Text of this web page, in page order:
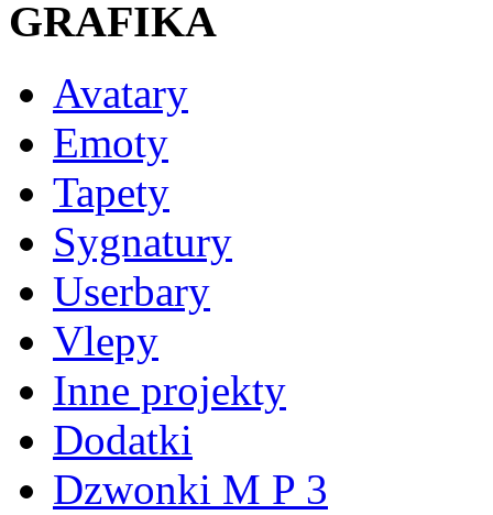
GRAFIKA
Avatary
Emoty
Tapety
Sygnatury
Userbary
Vlepy
Inne projekty
Dodatki
Dzwonki M P 3